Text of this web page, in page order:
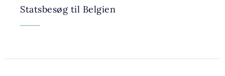
Statsbesøg til Belgien